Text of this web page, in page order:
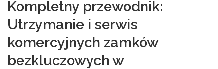
Kompletny przewodnik:
Utrzymanie i serwis
komercyjnych zamków
bezkluczowych w